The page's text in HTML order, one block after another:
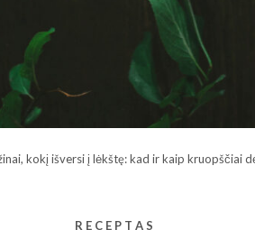
kokį išversi į lėkštę: kad ir kaip
R E C E P T A S